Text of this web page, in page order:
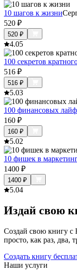
10 шагов к жизни
520 ₽
520 ₽
4.05
100 секретов
516 ₽
516 ₽
5.03
100 финансовых
160 ₽
160 ₽
5.02
10 фишек в
1400 ₽
1400 ₽
5.04
Издай свою
Создай свою книгу с
просто, как раз, два,
Создать книгу
Наши услуги